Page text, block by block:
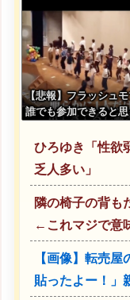
【悲報】フラッシュ
誰でも参加できると
ひろゆき「性欲
乏人多い」
隣の椅子の背も
←これマジで意
【画像】転売
貼ったよー！」